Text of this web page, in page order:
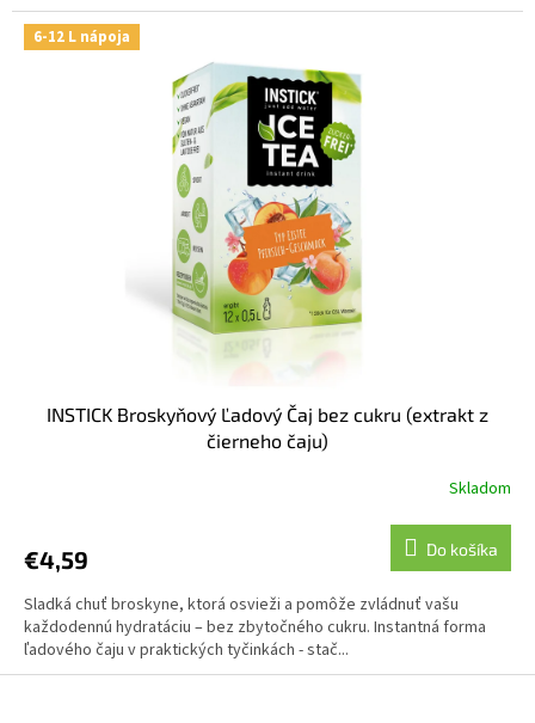
6-12 L nápoja
INSTICK Broskyňový Ľadový Čaj bez cukru (extrakt z
čierneho čaju)
Skladom
€4,59 Do košíka
Sladká chuť broskyne, ktorá osvieži a pomôže zvládnuť vašu
každodennú hydratáciu – bez zbytočného cukru. Instantná forma
ľadového čaju v praktických tyčinkách - stač...